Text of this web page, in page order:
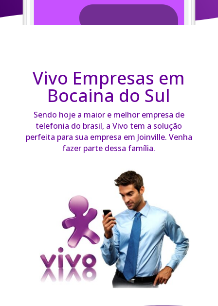
Vivo Empresas em
Bocaina do Sul
Sendo hoje a maior e melhor empresa de
telefonia do brasil, a Vivo tem a solução
perfeita para sua empresa em Joinville. Venha
fazer parte dessa família.